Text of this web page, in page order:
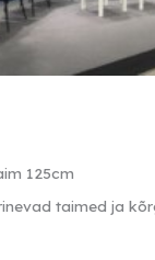
125cm
taimed ja